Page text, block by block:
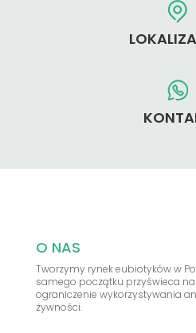
O NAS
Tworzymy rynek eubiotyków w
samego początku przyświeca
ograniczenie wykorzystywania
żywności.